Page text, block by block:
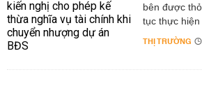
bên được
tục thực hiện
THỊ TRƯỜNG